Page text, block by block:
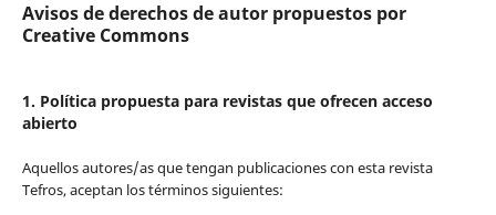
Avisos de derechos de autor propuestos por
Creative Commons
1. Política propuesta para revistas que ofrecen acceso
abierto
Aquellos autores/as que tengan publicaciones con esta revista
Tefros, aceptan los términos siguientes: